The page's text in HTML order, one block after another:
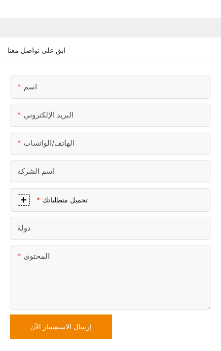
ابق على تواصل معنا
اسم
البريد الإلكتروني
الهاتف/الواتساب
اسم الشركة
تحميل متطلباتك
دولة
المحتوى
إرسال الاستفسار الآن